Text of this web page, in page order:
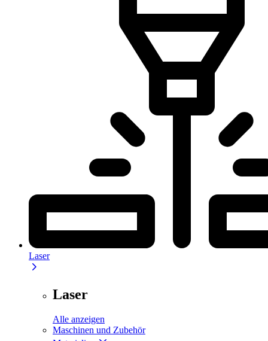
Laser
Laser
Alle anzeigen
Maschinen und Zubehör